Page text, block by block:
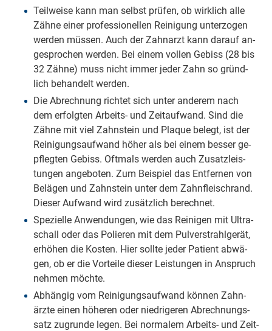
Teil­wei­se kann man selbst prü­fen, ob wirk­lich al­le
Zäh­ne ei­ner pro­fes­sio­nel­len Rei­ni­gung un­ter­zo­gen
wer­den müs­sen. Auch der Zahn­arzt kann dar­auf an­
ge­spro­chen wer­den. Bei ei­nem vol­len Ge­biss (28 bis
32 Zäh­ne) muss nicht im­mer je­der Zahn so gründ­
lich be­han­delt wer­den.
Die Ab­rech­nung rich­tet sich un­ter an­de­rem nach
dem er­folg­ten Ar­beits- und Zeit­auf­wand. Sind die
Zäh­ne mit viel Zahn­stein und Pla­que be­legt, ist der
Rei­ni­gungs­auf­wand hö­her als bei ei­nem bes­ser ge­
pfleg­ten Ge­biss. Oft­mals wer­den auch Zu­satz­leis­
tun­gen an­ge­bo­ten. Zum Bei­spiel das Ent­fer­nen von
Be­lä­gen und Zahn­stein un­ter dem Zahn­fleisch­rand.
Die­ser Auf­wand wird zu­sätz­lich be­rech­net.
Spe­zi­el­le An­wen­dun­gen, wie das Rei­ni­gen mit Ul­tra­
schall oder das Po­lie­ren mit dem Pul­ver­strahl­ge­rät,
er­hö­hen die Kos­ten. Hier soll­te je­der Pa­tient ab­wä­
gen, ob er die Vor­tei­le die­ser Leis­tun­gen in An­spruch
neh­men möch­te.
Ab­hän­gig vom Rei­ni­gungs­auf­wand kön­nen Zahn­
ärz­te ei­nen hö­he­ren oder nied­ri­ge­ren Ab­rech­nungs­
satz zu­grun­de le­gen. Bei nor­ma­lem Ar­beits- und Zeit­